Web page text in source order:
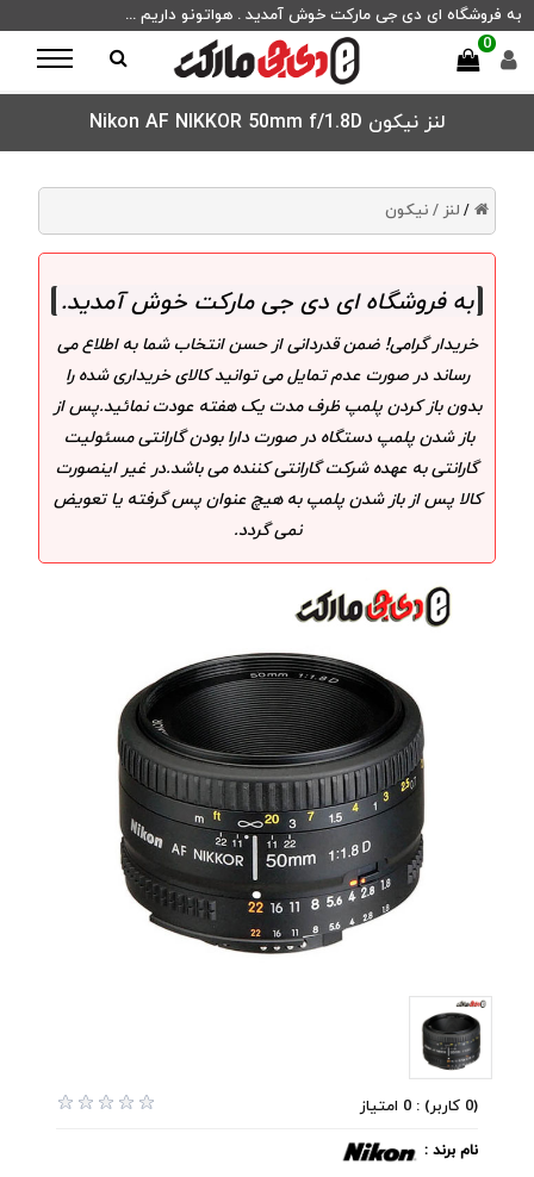
به فروشگاه ای دی جی مارکت خوش آمدید . هواتونو داریم ...
0
لنز نیکون Nikon AF NIKKOR 50mm f/1.8D
/ لنز / نیکون
به فروشگاه ای دی جی مارکت خوش آمدید.
خریدار گرامی! ضمن قدردانی از حسن انتخاب شما به اطلاع می
رساند در صورت عدم تمایل می توانید کالای خریداری شده را
بدون باز کردن پلمپ ظرف مدت یک هفته عودت نمائید.پس از
باز شدن پلمپ دستگاه در صورت دارا بودن گارانتی مسئولیت
گارانتی به عهده شرکت گارانتی کننده می باشد.در غیر اینصورت
کالا پس از باز شدن پلمپ به هیچ عنوان پس گرفته یا تعویض
نمی گردد.
(0 کاربر) : 0 امتیاز
نام برند :